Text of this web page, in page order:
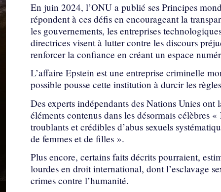
En juin 2024, l’ONU a publié ses Principes
répondent à ces défis en encourageant la
les gouvernements, les entreprises
directrices visent à lutter contre les discours
renforcer la confiance en créant un espace
L’affaire Epstein est une entreprise criminelle
possible pousse cette institution à durcir les
Des experts indépendants des Nations Unies
éléments contenus dans les désormais célèbres
troublants et crédibles d’abus sexuels
de femmes et de filles ».
Plus encore, certains faits décrits pourraient,
lourdes en droit international, dont l’esclavage
crimes contre l’humanité.